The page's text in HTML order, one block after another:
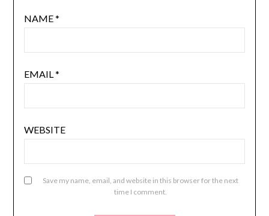
NAME*
EMAIL*
WEBSITE
Save my name, email, and website in this browser for the next
time I comment.